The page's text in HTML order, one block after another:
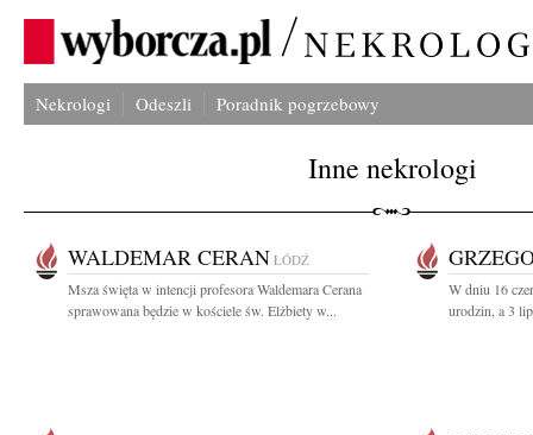
Nekrologi Odeszli Poradnik pogrzebowy
Inne nekrologi
WALDEMAR CERAN ŁÓDŹ
Msza święta w intencji profesora Waldemara Cerana
sprawowana będzie w kościele św. Elżbiety w...
W dniu 16
urodzin, a 3